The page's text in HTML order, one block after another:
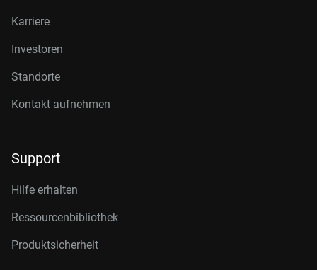
Karriere
Investoren
Standorte
Kontakt aufnehmen
Support
Hilfe erhalten
Ressourcenbibliothek
Produktsicherheit